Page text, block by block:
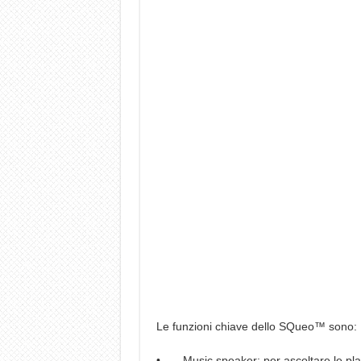
Le funzioni chiave dello SQueo™ sono: